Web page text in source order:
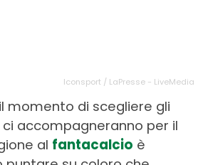
Iconsport / LaPresse - LiveMedia
momento di scegliere gli
accompagneranno per il
al fantacalcio è